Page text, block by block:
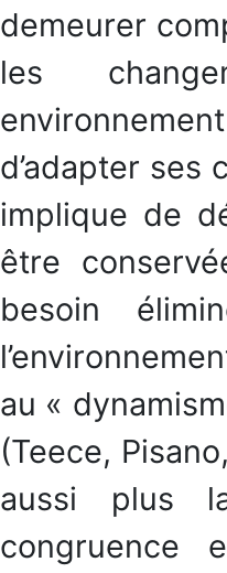
demeurer
les
d’adapter ses
implique de
être
besoin
au «
(Teece,
aussi plus
congruence